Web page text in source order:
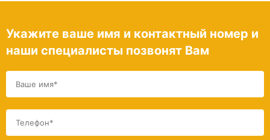
Укажите ваше имя и контактный номер и
наши специалисты позвонят Вам